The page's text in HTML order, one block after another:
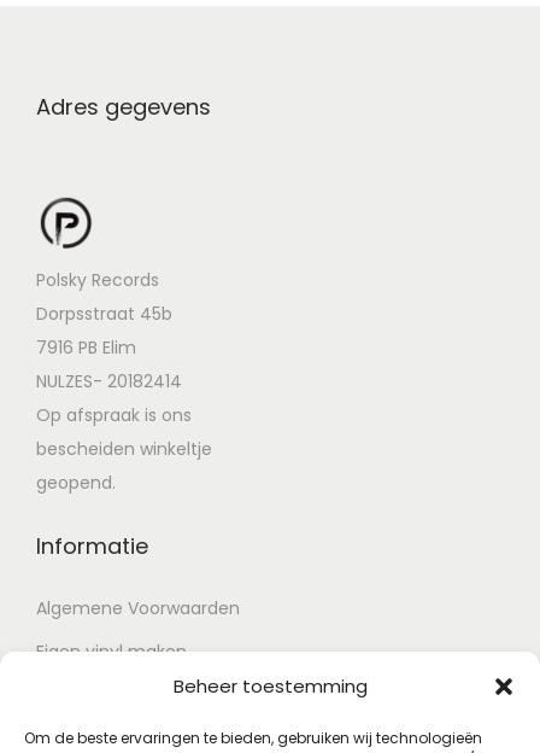
Beheer toestemming
Om de beste ervaringen te bieden, gebruiken wij technologieën
Adres gegevens
Polsky Records
Dorpsstraat 45b
7916 PB Elim
NULZES- 20182414
Op afspraak is ons
bescheiden winkeltje
geopend.
Informatie
Algemene Voorwaarden
Eigen vinyl maken
Retour voorwaarden
Contact